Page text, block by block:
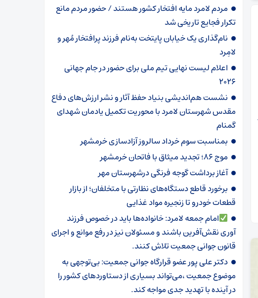
مردم لامرد مایه افتخار کشور هستند / حضور مردم مانع
تکرار فجایع تاریخی شد
نام‌گذاری یک خیابان پایتخت به‌نام فرزند پرافتخار مُهر و
لامِرد
اعلام لیست نهایی تیم ملی برای حضور در جام جهانی
۲۰۲۶ ‌
نشست هم‌اندیشی بنیاد حفظ آثار و نشر ارزش‌های دفاع
مقدس شهرستان لامرد با محوریت تکمیل یادمان شهدای
گمنام
بمناسبت سوم خرداد سالروز آزادسازی خرمشهر
موج ۸۶؛ تجدید میثاق با فاتحان خرمشهر
آغاز برداشت گوجه فرنگی درشهرستان مهر
برخورد قاطع دستگاه‌های نظارتی با متخلفان؛ از بازار
قطعات خودرو تا زنجیره مواد غذایی
امام جمعه لامرد: خانواده‌ها باید در خصوص فرزند
آوری نقش‌آفرین باشند و مسئولان نیز در رفع موانع و اجرای
قانون جوانی جمعیت تلاش کنند.
دکتر علی پور عضو قرارگاه جوانی جمعیت: بی‌توجهی به
موضوع جمعیت ،می‌تواند بسیاری از دستاوردهای کشور را
در آینده با تهدید جدی مواجه کند.